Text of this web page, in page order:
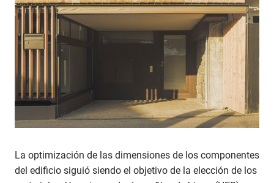
La optimización de las dimensiones de los componentes
del edificio siguió siendo el objetivo de la elección de los